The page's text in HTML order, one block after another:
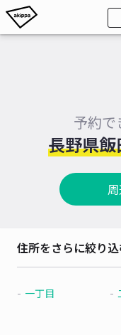
予約で
長野県
住所をさらに絞り
一丁目